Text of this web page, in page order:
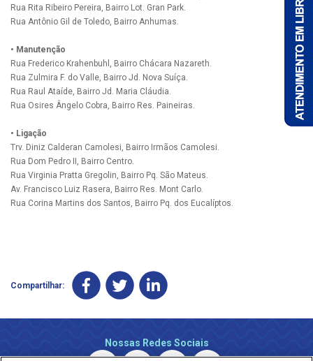
Rua Rita Ribeiro Pereira, Bairro Lot. Gran Park.
Rua Antônio Gil de Toledo, Bairro Anhumas.
• Manutenção
Rua Frederico Krahenbuhl, Bairro Chácara Nazareth.
Rua Zulmira F. do Valle, Bairro Jd. Nova Suíça.
Rua Raul Ataíde, Bairro Jd. Maria Cláudia.
Rua Osires Ângelo Cobra, Bairro Res. Paineiras.
• Ligação
Trv. Diniz Calderan Camolesi, Bairro Irmãos Camolesi.
Rua Dom Pedro II, Bairro Centro.
Rua Virginia Pratta Gregolin, Bairro Pq. São Mateus.
Av. Francisco Luiz Rasera, Bairro Res. Mont Carlo.
Rua Corina Martins dos Santos, Bairro Pq. dos Eucalíptos.
Compartilhar:
Nossas Redes Sociais